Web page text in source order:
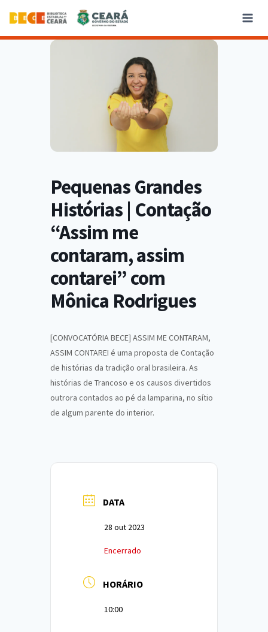
Pequenas Grandes
Histórias | Contação
“Assim me
contaram, assim
contarei” com
Mônica Rodrigues
[CONVOCATÓRIA BECE] ASSIM ME CONTARAM,
ASSIM CONTAREI é uma proposta de Contação
de histórias da tradição oral brasileira. As
histórias de Trancoso e os causos divertidos
outrora contados ao pé da lamparina, no sítio
de algum parente do interior.
DATA
28 out 2023
Encerrado
HORÁRIO
10:00